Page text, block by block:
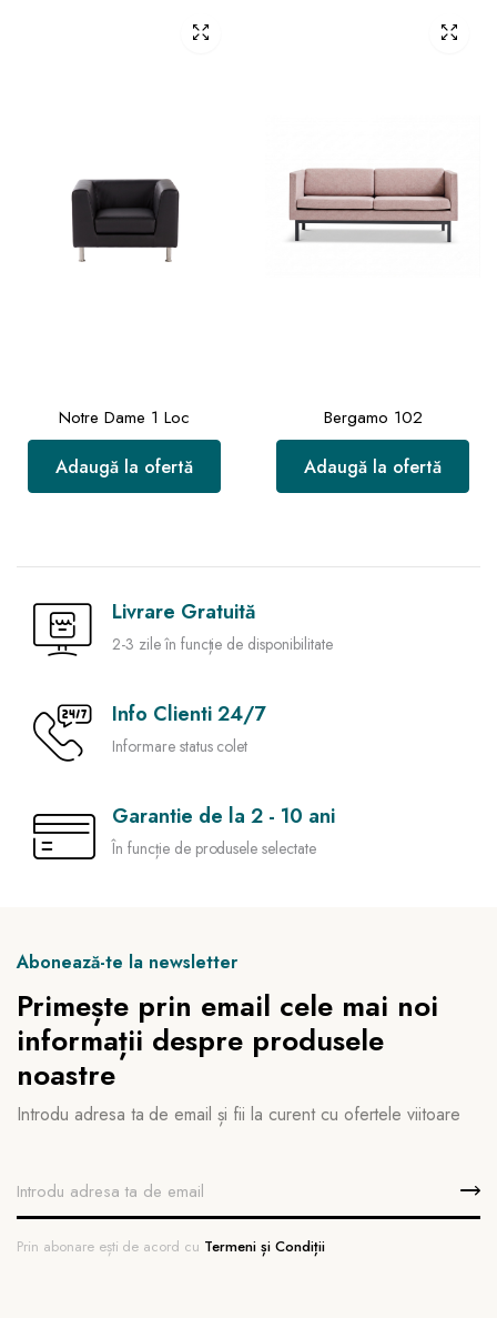
Notre Dame 1 Loc
Adaugă la ofertă
Bergamo 102
Adaugă la ofertă
Livrare Gratuită
2-3 zile în funcție de disponibilitate
Info Clienti 24/7
Informare status colet
Garantie de la 2 - 10 ani
În funcție de produsele selectate
Abonează-te la newsletter
Primește prin email cele mai noi
informații despre produsele
noastre
Introdu adresa ta de email și fii la curent cu ofertele viitoare
Prin abonare ești de acord cu Termeni și Condiții